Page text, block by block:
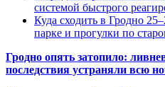
системой быстрого
Куда сходить в Гродно
парке и прогулки по
Гродно опять затопило:
последствия устраняли всю